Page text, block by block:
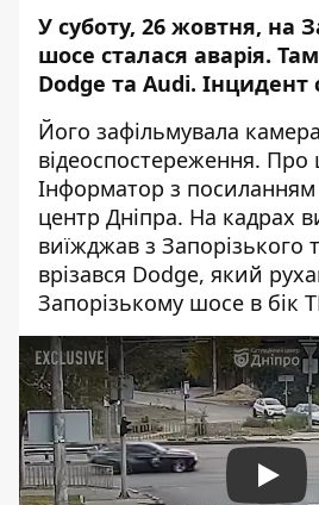
У суботу, 26 жовтня, на
шосе сталася аварія.
Dodge та Audi. Інцидент
Його зафільмувала камера
відеоспостереження. Про
Інформатор з
центр Дніпра. На кадрах
виїжджав з Запорізького
врізався Dodge, який
Запорізькому шосе в бік
Play